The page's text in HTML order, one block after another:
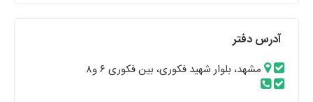
آدرس دفتر
مشهد، بلوار شهید فکوری، بین فکوری ۶ و۸